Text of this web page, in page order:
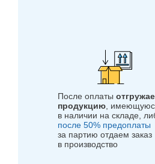
После оплаты
продукцию,
в наличии на складе,
после 50% предоплаты
за партию отдаем заказ
в производство